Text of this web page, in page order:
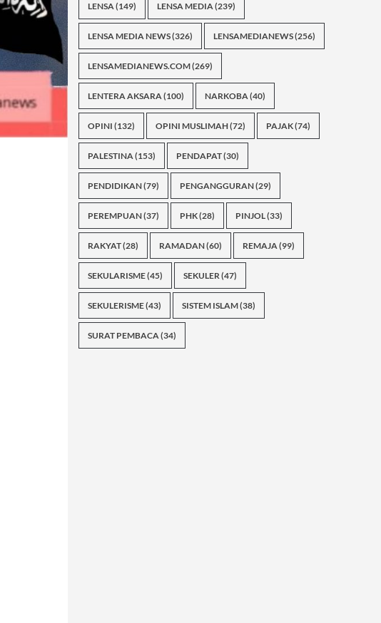
LENSA(149) LENSA MEDIA(239)
LENSA MEDIA NEWS(326) LENSAMEDIANEWS(256)
LENSAMEDIANEWS.COM(269)
LENTERA AKSARA(100) NARKOBA(40)
OPINI (132) OPINI MUSLIMAH(72) PAJAK(74)
PALESTINA(153) PENDAPAT(30)
PENDIDIKAN(79) PENGANGGURAN(29)
PEREMPUAN(37) PHK(28) PINJOL(33)
RAKYAT(28) RAMADAN(60) REMAJA(99)
SEKULARISME(45) SEKULER(47)
SEKULERISME(43) SISTEM ISLAM(38)
SURAT PEMBACA(34)